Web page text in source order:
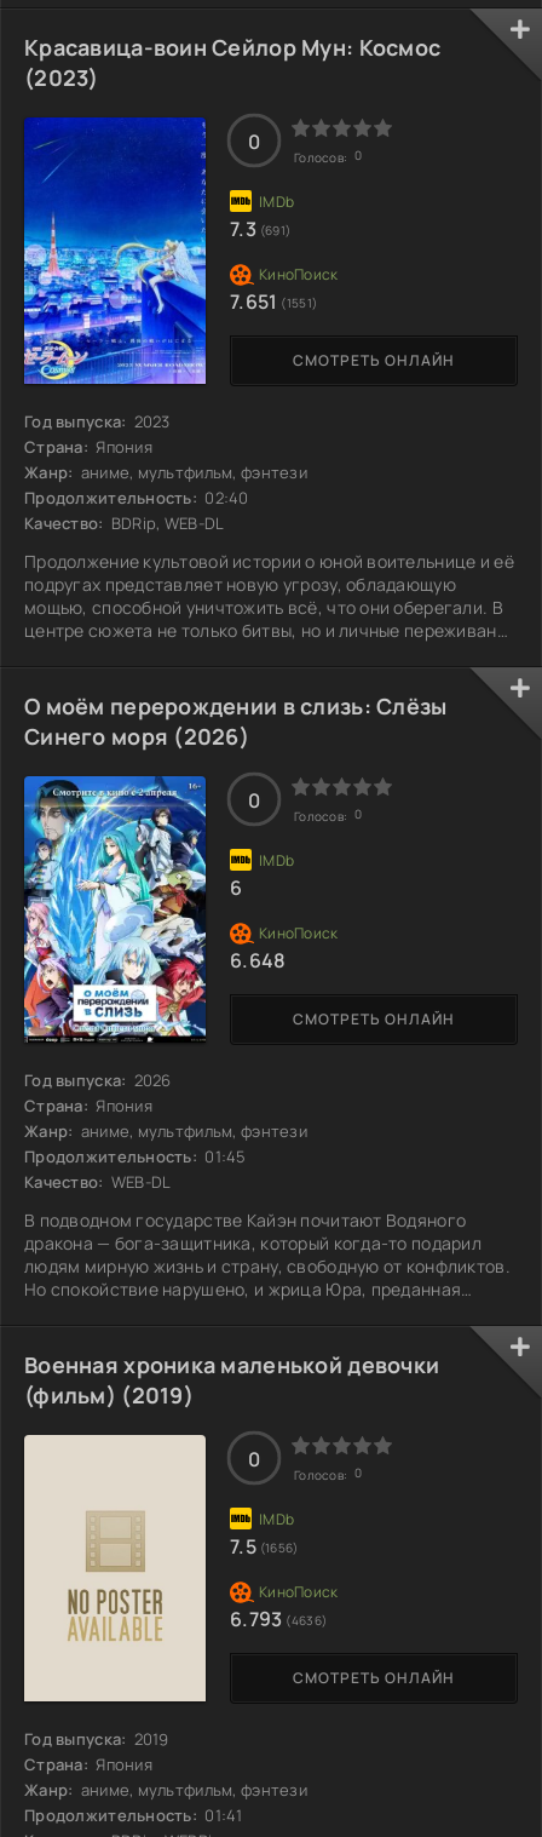
зловещий прародитель всех демонов и убийца его семьи.
В атмосфере нарастающей угрозы истребители спешат
прийти на помощь своему лидеру, но внезапно
оказываются в Замке бесконечности — зловещей
крепости, полной ловушек и ужасных существ. Им
предстоит не только сразиться с
Красавица-воин Сейлор Мун: Космос
(2023)
Год выпуска: 2023
Страна: Япония
Жанр: аниме, мультфильм, фэнтези
Продолжительность: 02:40
Качество: BDRip, WEB-DL
Продолжение культовой истории о юной воительнице и её
подругах представляет новую угрозу, обладающую
мощью, способной уничтожить всё, что они оберегали. В
центре сюжета не только битвы, но и личные переживания
сталкивается с внутренними конфликтами, преодолевая
их, чтобы стать сильнее и спасти планету от
надвигающейся катастрофы. Мир оказывается на грани, и
традиционные методы борьбы не помогут. Чтобы
справиться с опасностью, им предстоит
СМОТРЕТЬ ОНЛАЙН
0
Голосов: 0
7.3 (691)
7.651 (1551)
О моём перерождении в слизь: Слёзы
Синего моря (2026)
Год выпуска: 2026
Страна: Япония
Жанр: аниме, мультфильм, фэнтези
Продолжительность: 01:45
Качество: WEB-DL
В подводном государстве Кайэн почитают Водяного
дракона — бога-защитника, который когда-то подарил
людям мирную жизнь и страну, свободную от конфликтов.
Но спокойствие нарушено, и жрица Юра, преданная
чтобы противостоять угрозе. На поверхности как раз
заканчивается праздник открытия страны, и Римуру с
друзьями решили устроить себе короткие каникулы.
Теперь им предстоит погружение на дно, чтобы помочь
Юре в её нелёгкой судьбе. Но что на самом
СМОТРЕТЬ ОНЛАЙН
0
Голосов: 0
6
6.648
Военная хроника маленькой девочки
(фильм) (2019)
Год выпуска: 2019
Страна: Япония
Жанр: аниме, мультфильм, фэнтези
Продолжительность: 01:41
СМОТРЕТЬ ОНЛАЙН
0
Голосов: 0
7.5 (1656)
6.793 (4636)